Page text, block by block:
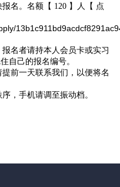
报名。名额【 120 】人【 点
报名者请持本人会员卡或实习
自己的报名编号。
提前一天联系我们，以便将名
，手机请调至振动档。